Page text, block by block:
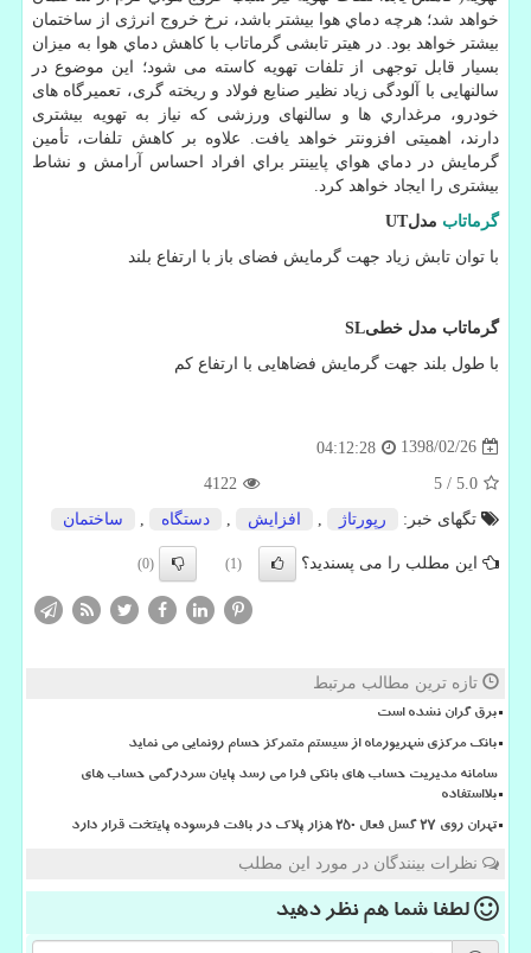
خواهد شد؛ هرچه دماي هوا بیشتر باشد، نرخ خروج انرژی از ساختمان
بیشتر خواهد بود. در هیتر تابشی گرماتاب با كاهش دماي هوا به میزان
بسیار قابل توجهی از تلفات تهویه کاسته می شود؛ این موضوع در
سالنهایی با آلودگی زیاد نظیر صنایع فولاد و ریخته گری، تعمیرگاه های
خودرو، مرغداري ها و سالنهای ورزشی که نیاز به تهویه بیشتری
دارند، اهمیتی افزونتر خواهد یافت. علاوه بر كاهش تلفات، تأمین
گرمایش در دماي هواي پایینتر براي افراد احساس آرامش و نشاط
بیشتری را ایجاد خواهد كرد
گرماتاب مدلUT
با توان تابش زیاد جهت گرمایش فضای باز با ارتفاع بلند
گرماتاب مدل خطیSL
با طول بلند جهت گرمایش فضاهایی با ارتفاع کم
1398/02/26
04:12:28
5.0
/
5
4122
تگهای خبر:
رپورتاژ افزایش دستگاه ساختمان
این مطلب را می پسندید؟ (1)
(0)
تازه ترین مطالب مرتبط
برق گران نشده است
بانک مرکزی شهریورماه از سیستم متمرکز حسام رونمایی می نماید
سامانه مدیریت حساب های بانکی فرا می رسد پایان سردرگمی حساب های
بلااستفاده
تهران روی ۲۷ گسل فعال ۲۵۰ هزار پلاک در بافت فرسوده پایتخت قرار دارد
نظرات بینندگان در مورد این مطلب
لطفا شما همنظر دهید